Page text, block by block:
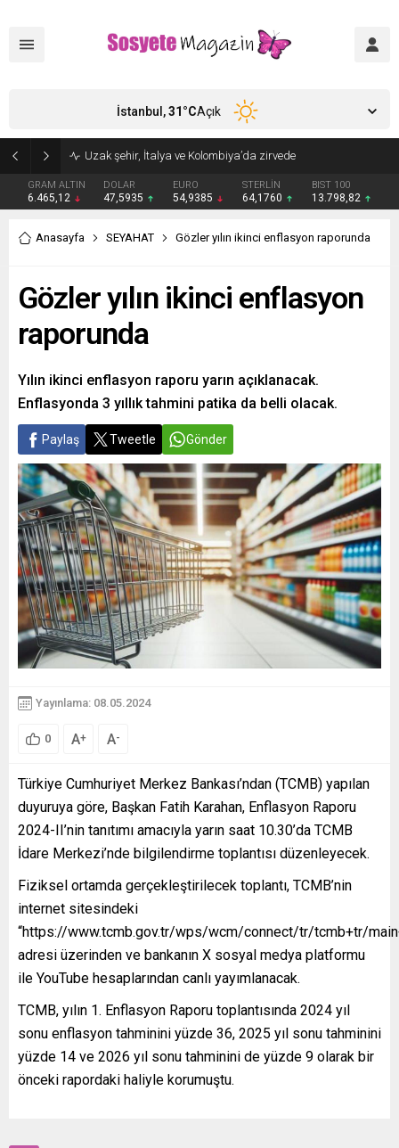
GRAM ALTIN
6.465,12
DOLAR
47,5935
EURO
54,9385
STERLİN
64,1760
BIST 100
13.798,82
İstanbul,31°CAçık
Anasayfa SEYAHAT Gözler yılın ikinci enflasyon raporunda
Gözler yılın ikinci enflasyon
raporunda
Yılın ikinci enflasyon raporu yarın açıklanacak.
Enflasyonda 3 yıllık tahmini patika da belli olacak.
Paylaş Tweetle Gönder
Yayınlama: 08.05.2024
0 A+ A-
Türkiye Cumhuriyet Merkez Bankası’ndan (TCMB) yapılan
duyuruya göre, Başkan Fatih Karahan, Enflasyon Raporu
2024-II’nin tanıtımı amacıyla yarın saat 10.30’da TCMB
İdare Merkezi’nde bilgilendirme toplantısı düzenleyecek.
Fiziksel ortamda gerçekleştirilecek toplantı, TCMB’nin
internet sitesindeki
“https://www.tcmb.gov.tr/wps/wcm/connect/tr/tcmb+tr/
adresi üzerinden ve bankanın X sosyal medya platformu
ile YouTube hesaplarından canlı yayımlanacak.
TCMB, yılın 1. Enflasyon Raporu toplantısında 2024 yıl
sonu enflasyon tahminini yüzde 36, 2025 yıl sonu tahminini
yüzde 14 ve 2026 yıl sonu tahminini de yüzde 9 olarak bir
önceki rapordaki haliyle korumuştu.